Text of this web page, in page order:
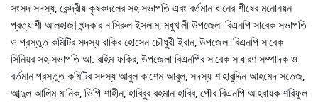
সংসদ সদস্য, কেন্দ্রীয় কৃষকদলের সহ-সভাপতি এবং বর্তমান ধানের শীষের মনোনয়ন
প্রত্যাশী আলহাজ¦ খন্দকার নাসিরুল ইসলাম, মধুখালী উপজেলা বিএনপি সাবেক সভাপতি
ও প্রস্তুত কমিটির সদস্য রাকিব হোসেন চৌধুরী ইরান, উপজেলা বিএনপি সাবেক
সিনিয়র সহ-সভাপতি আ. রহিম ফকির, উপজেলা বিএনপির সাবেক সাধারণ সম্পাদক ও
বর্তমান প্রস্তুত কমিটির সদস্য আবুল কাশেম আবুল, সদস্য শাহাবুদ্দিন আহমেদ সতেজ,
আব্দুল আলিম মানিক, ভিপি শাহীন, হাবিবুর রহমান হাবিব, পৌর বিএনপি আহবায়ক শরিফুল